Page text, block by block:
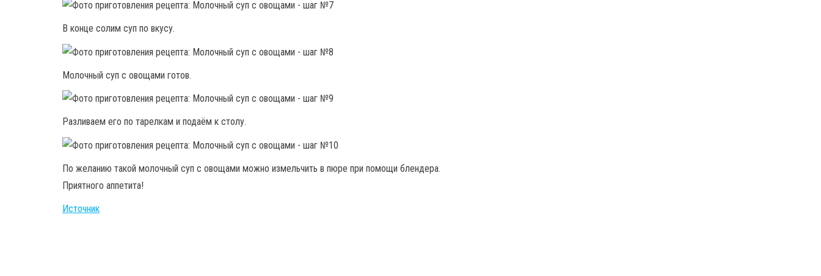
В конце солим суп по вкусу.
Молочный суп с овощами готов.
Разливаем его по тарелкам и подаём к столу.
По желанию такой молочный суп с овощами можно измельчить в пюре при помощи блендера.
Приятного аппетита!
Источник